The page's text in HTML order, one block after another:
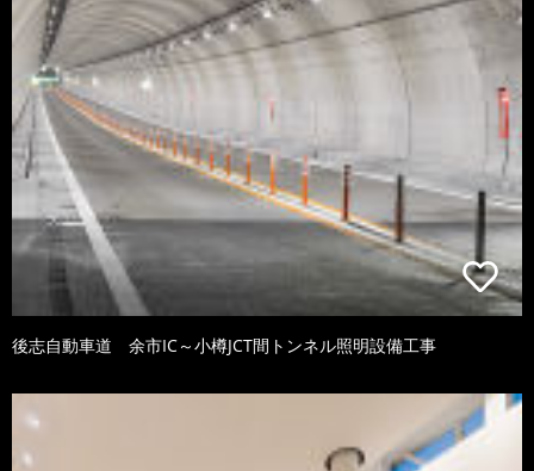
後志自動車道 余市IC～小樽JCT間トンネル照明設備工事